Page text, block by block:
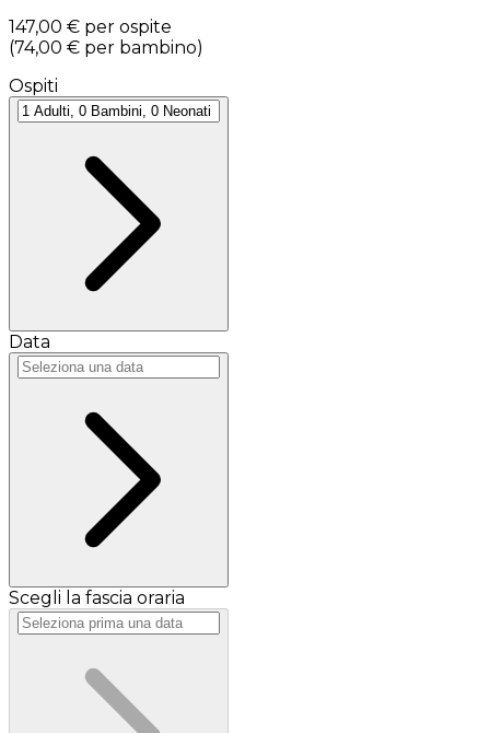
147,00 € per ospite
(74,00 € per bambino)
Ospiti
Data
Scegli la fascia oraria